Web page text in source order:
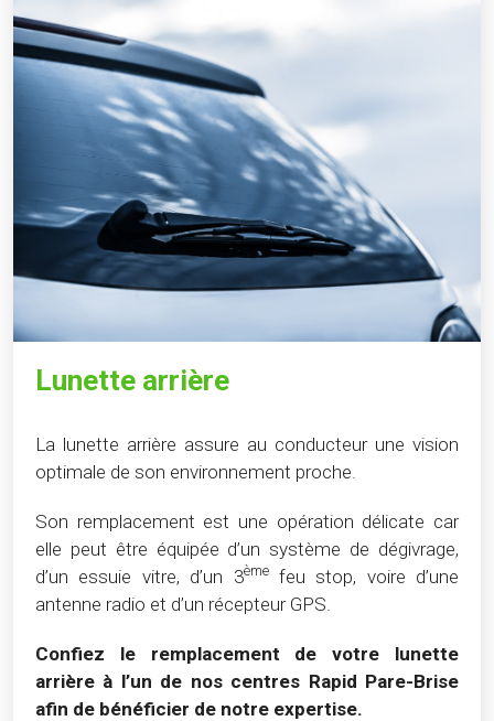
Lunette arrière
La lunette arrière assure au conducteur une vision
optimale de son environnement proche.
Son remplacement est une opération délicate car
elle peut être équipée d’un système de dégivrage,
d’un essuie vitre, d’un 3èmefeu stop, voire d’une
antenne radio et d’un récepteur GPS.
Confiez le remplacement de votre lunette
arrière à l’un de nos centres Rapid Pare-Brise
afin de bénéficier de notre expertise.